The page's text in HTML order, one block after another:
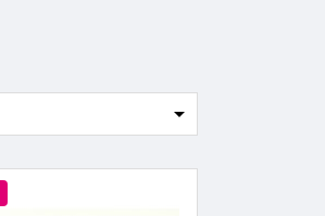
